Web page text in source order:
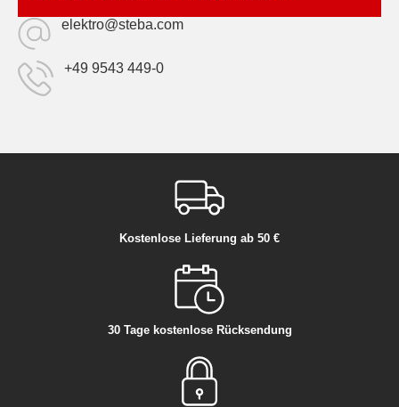
elektro@steba.com
+49 9543 449-0
Kostenlose Lieferung ab 50 €
30 Tage kostenlose Rücksendung